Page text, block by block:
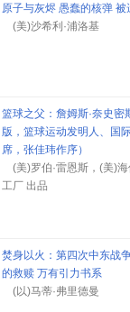
原子与灰烬 愚蠢的核弹
(美)沙希利·浦洛基
篮球之父：詹姆斯·奈史密
版，篮球运动发明人、国
席，张佳玮作序）
(美)罗伯·雷恩斯，(美)海
工厂 出品
焚身以火：第四次中东战
的救赎 万有引力书系
(以)马蒂·弗里德曼